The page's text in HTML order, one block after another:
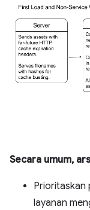
Secara umum,
Prioritaskan
layanan